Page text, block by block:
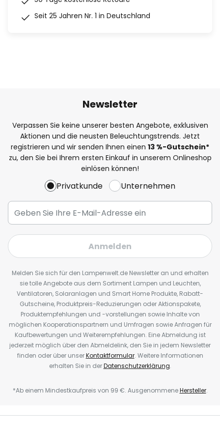
Seit 25 Jahren Nr. 1 in Deutschland
Newsletter
Verpassen Sie keine unserer besten Angebote, exklusiven
Aktionen und die neusten Beleuchtungstrends. Jetzt
registrieren und wir senden Ihnen einen 13 %-Gutschein*
zu, den Sie bei Ihrem ersten Einkauf in unserem Onlineshop
einlösen können!
Privatkunde Unternehmen
Anmelden
Melden Sie sich für den Lampenwelt.de Newsletter an und erhalten
sie tolle Angebote aus dem Sortiment Lampen und Leuchten,
Ventilatoren, Solaranlagen und Smart Home Produkte, Rabatt-
Gutscheine, Produktpreis-Reduzierungen oder Aktionspakete,
Produktempfehlungen und -vorstellungen sowie Inhalte von
möglichen Kooperationspartnern und Umfragen sowie Anfragen für
Kaufbewertungen und Weiterempfehlungen. Eine Abmeldung ist
jederzeit möglich über den Abmeldelink, den Sie in jedem Newsletter
finden oder über unserKontaktformular. Weitere Informationen
erhalten Sie in derDatenschutzerklärung.
*Ab einem Mindestkaufpreis von 99 €. AusgenommeneHersteller.